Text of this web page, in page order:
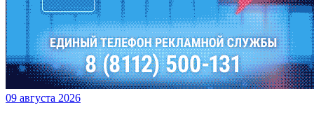
09 августа 2026